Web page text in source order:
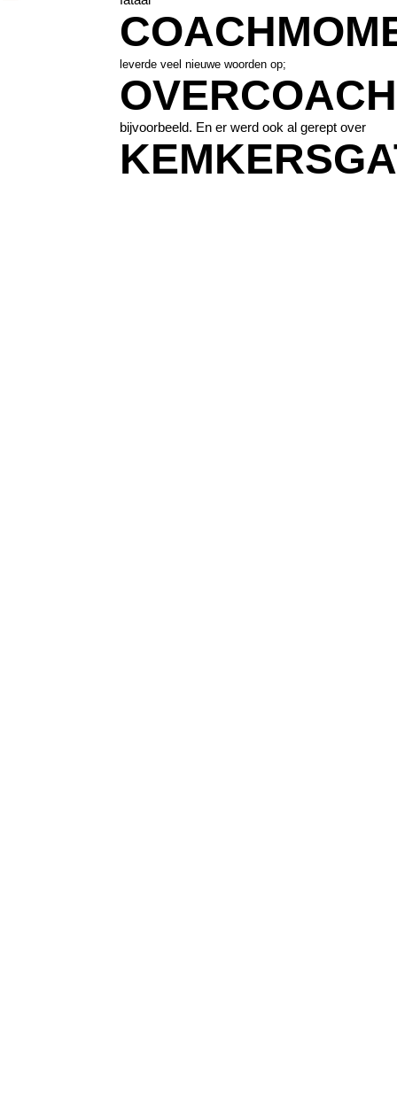
leverde veel nieuwe woorden op;
bijvoorbeeld. En er werd ook al gerept over